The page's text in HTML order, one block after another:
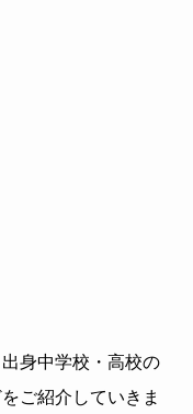
身中学校・高校の
ご紹介していきま